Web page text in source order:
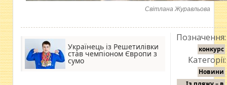
Світлана Журавльова
Українець із Решетилівки
став чемпіоном Європи з
сумо
Позначення:
конкурс
Категорії:
Новини